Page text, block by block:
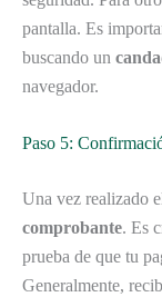
pantalla. Es
buscando un
navegador.
Paso 5:
Una vez realizado
comprobante. Es
prueba de que tu
Generalmente,